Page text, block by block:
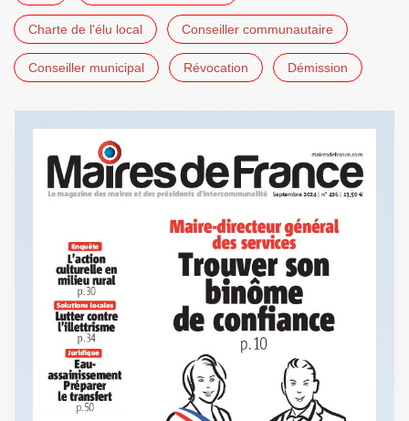
Charte de l'élu local Conseiller communautaire
Conseiller municipal Révocation Démission